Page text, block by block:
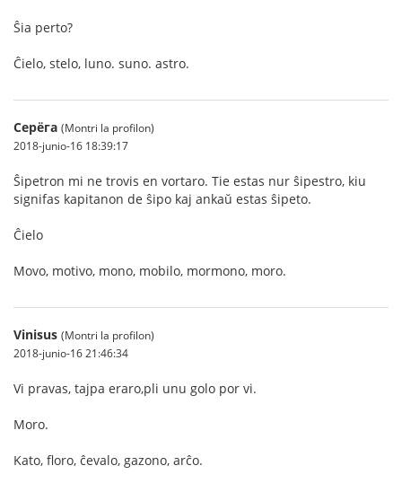
Ŝia perto?
Ĉielo, stelo, luno. suno. astro.
Серёга (Montri la profilon)
2018-junio-16 18:39:17
Ŝipetron mi ne trovis en vortaro. Tie estas nur ŝipestro, kiu
signifas kapitanon de ŝipo kaj ankaŭ estas ŝipeto.
Ĉielo
Movo, motivo, mono, mobilo, mormono, moro.
Vinisus (Montri la profilon)
2018-junio-16 21:46:34
Vi pravas, tajpa eraro,pli unu golo por vi.
Moro.
Kato, floro, ĉevalo, gazono, arĉo.